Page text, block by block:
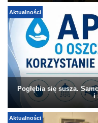
Aktualności
Pogłębia się susza.
i
Aktualności